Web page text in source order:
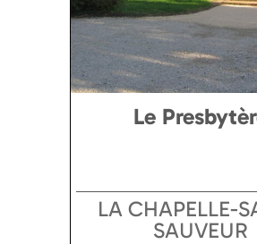
Le
LA CHAPELLE-
SAUVEUR